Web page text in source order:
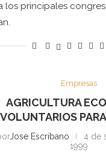
los principales
Empresas
AGRICULTURA
VOLUNTARIOS
Jose Escribano
4 de
1999